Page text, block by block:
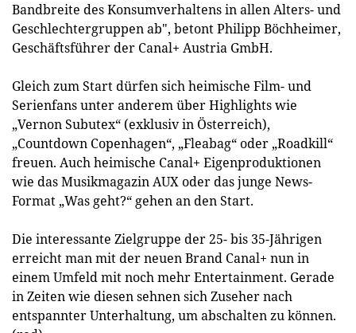
Bandbreite des Konsumverhaltens in allen Alters- und
Geschlechtergruppen ab", betont Philipp Böchheimer,
Geschäftsführer der Canal+ Austria GmbH.
Gleich zum Start dürfen sich heimische Film- und
Serienfans unter anderem über Highlights wie
„Vernon Subutex“ (exklusiv in Österreich),
„Countdown Copenhagen“, „Fleabag“ oder „Roadkill“
freuen. Auch heimische Canal+ Eigenproduktionen
wie das Musikmagazin AUX oder das junge News-
Format „Was geht?“ gehen an den Start.
Die interessante Zielgruppe der 25- bis 35-Jährigen
erreicht man mit der neuen Brand Canal+ nun in
einem Umfeld mit noch mehr Entertainment. Gerade
in Zeiten wie diesen sehnen sich Zuseher nach
entspannter Unterhaltung, um abschalten zu können.